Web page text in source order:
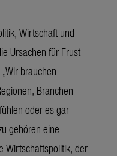
Wirtschaft und
Ursachen für Frust
brauchen
Branchen
oder es gar
gehören eine
Wirtschaftspolitik, der